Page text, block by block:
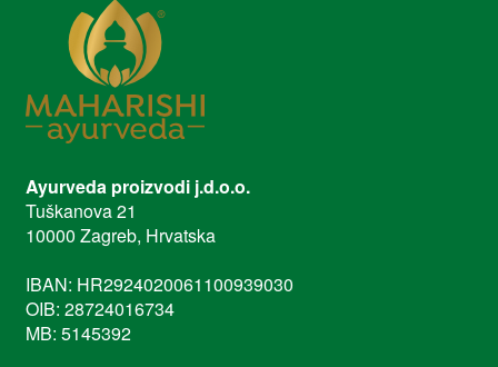
Ayurveda proizvodi j.d.o.o.
Tuškanova 21
10000 Zagreb, Hrvatska
IBAN: HR2924020061100939030
OIB: 28724016734
MB: 5145392